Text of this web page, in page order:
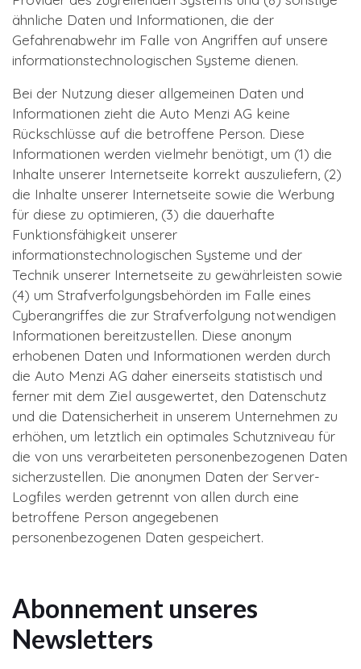
ähnliche Daten und Informationen, die der
Gefahrenabwehr im Falle von Angriffen auf unsere
informationstechnologischen Systeme dienen.
Bei der Nutzung dieser allgemeinen Daten und
Informationen zieht die Auto Menzi AG keine
Rückschlüsse auf die betroffene Person. Diese
Informationen werden vielmehr benötigt, um (1) die
Inhalte unserer Internetseite korrekt auszuliefern, (2)
die Inhalte unserer Internetseite sowie die Werbung
für diese zu optimieren, (3) die dauerhafte
Funktionsfähigkeit unserer
informationstechnologischen Systeme und der
Technik unserer Internetseite zu gewährleisten sowie
(4) um Strafverfolgungsbehörden im Falle eines
Cyberangriffes die zur Strafverfolgung notwendigen
Informationen bereitzustellen. Diese anonym
erhobenen Daten und Informationen werden durch
die Auto Menzi AG daher einerseits statistisch und
ferner mit dem Ziel ausgewertet, den Datenschutz
und die Datensicherheit in unserem Unternehmen zu
erhöhen, um letztlich ein optimales Schutzniveau für
die von uns verarbeiteten personenbezogenen Daten
sicherzustellen. Die anonymen Daten der Server-
Logfiles werden getrennt von allen durch eine
betroffene Person angegebenen
personenbezogenen Daten gespeichert.
Abonnement unseres
Newsletters